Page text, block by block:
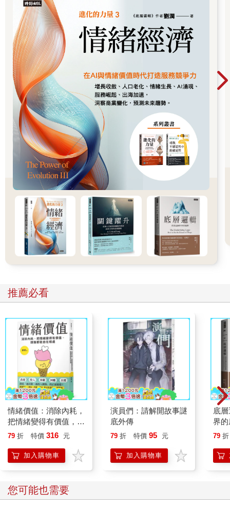
推薦必看
情緒價值：消除內耗，
把情緒變得有價值，跟
誰都能自在相處
79 折 特價 316 元
加入購物車
演員們：請解開故事謎
底外傳
79 折 特價 95 元
加入購物車
底
界
79 折
您可能也需要